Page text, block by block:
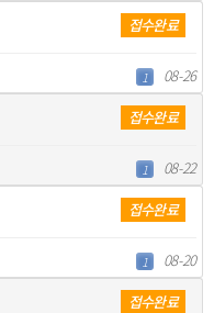
접수완료
1 08-26
접수완료
1 08-22
접수완료
1 08-20
접수완료